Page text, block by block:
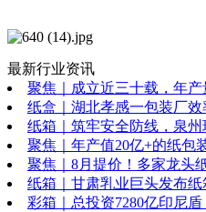
最新行业资讯
聚焦｜成立近三十载，年
纸盒｜湖北孝感一包装厂效
纸箱｜筑牢安全防线，泉
聚焦｜年产值20亿+的纸包
聚焦｜8月提价！多家龙头
纸箱｜甘肃乳业巨头发布
彩箱｜总投资7280亿印尼